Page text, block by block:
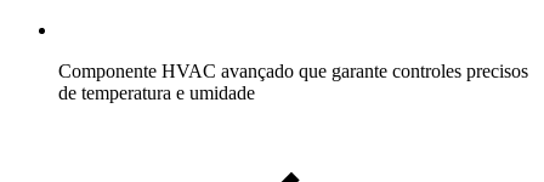
Componente HVAC avançado que garante controles precisos
de temperatura e umidade